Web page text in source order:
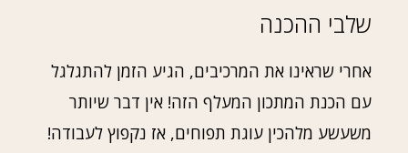
שלבי ההכנה
אחרי שראינו את המרכיבים, הגיע הזמן להתגלגל
עם הכנת המתכון המעלף הזה! אין דבר שיותר
משעשע מלהכין עוגת תפוחים, אז נקפוץ לעבודה!